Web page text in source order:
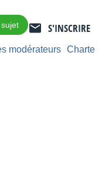
S'INSCRIRE
Charte
modérateurs